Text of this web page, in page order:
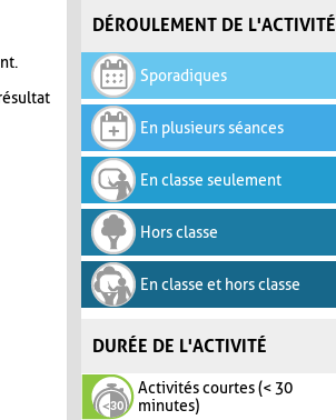
DÉROULEMENT DE L'ACTIVITÉ
Sporadiques
En plusieurs séances
En classe seulement
Hors classe
En classe et hors classe
DURÉE DE L'ACTIVITÉ
Activités courtes (< 30
minutes)